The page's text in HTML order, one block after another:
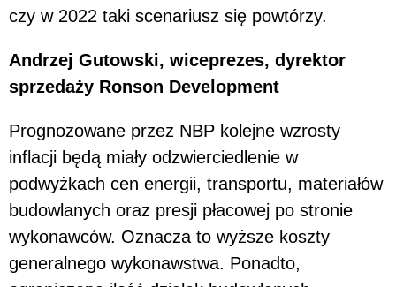
czy w 2022 taki scenariusz się powtórzy.
Andrzej Gutowski, wiceprezes, dyrektor
sprzedaży Ronson Development
Prognozowane przez NBP kolejne wzrosty
inflacji będą miały odzwierciedlenie w
podwyżkach cen energii, transportu, materiałów
budowlanych oraz presji płacowej po stronie
wykonawców. Oznacza to wyższe koszty
generalnego wykonawstwa. Ponadto,